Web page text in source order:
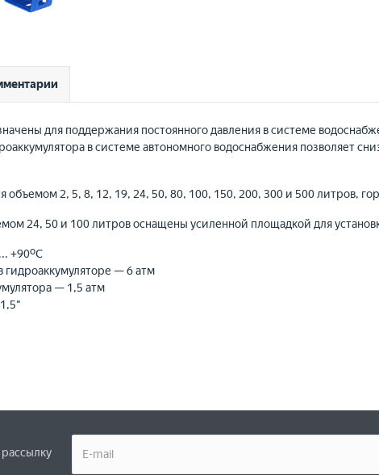
для поддержания постоянного давления в системе
в системе автономного водоснабжения позволяет
объемом 2, 5, 8, 12, 19, 24, 50, 80, 100, 150, 200, 300 и 500 литров,
24, 50 и 100 литров оснащены усиленной площадкой для
+90ºС
— 6 атм
— 1,5 атм